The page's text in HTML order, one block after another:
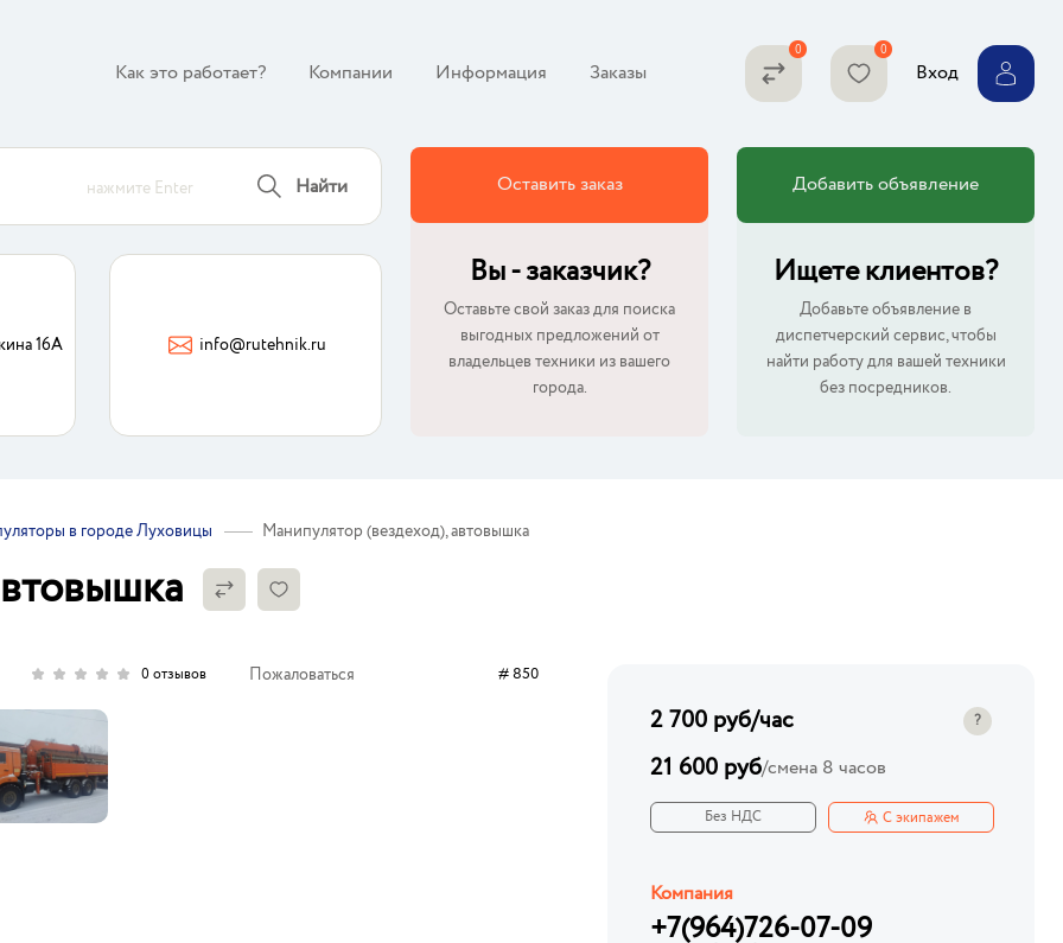
Как это работает? Компании Информация Заказы Вход
нажмите Enter Найти
16А info@rutehnik.ru
Оставить заказ
Вы - заказчик?
Оставьте свой заказ для поиска
выгодных предложений от
владельцев техники из вашего
города.
Добавить объявление
Ищете клиентов?
Добавьте объявление в
диспетчерский сервис, чтобы
найти работу для вашей техники
без посредников.
в городе Луховицы Манипулятор (вездеход), автовышка
0 отзывов Пожаловаться # 850
2 700 руб/час ?
21 600 руб/смена 8 часов
Без НДС С экипажем
Компания
+7(964)726-07-09